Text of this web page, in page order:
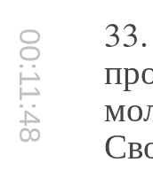
00:11:48